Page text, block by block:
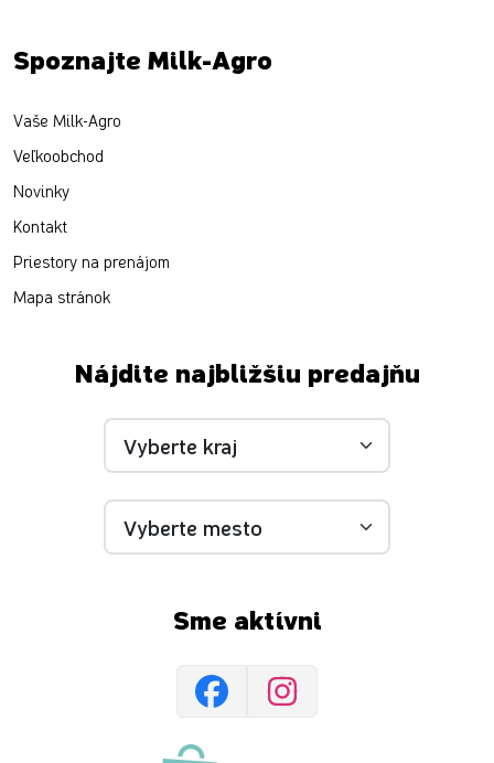
Spoznajte Milk-Agro
Vaše Milk-Agro
Veľkoobchod
Novinky
Kontakt
Priestory na prenájom
Mapa stránok
Nájdite najbližšiu predajňu
Sme aktívni